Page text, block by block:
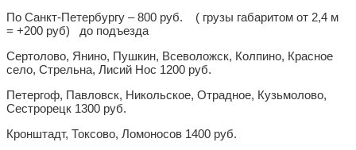
По Санкт-Петербургу – 800 руб. ( грузы габаритом от 2,4 м
= +200 руб) до подъезда
Сертолово, Янино, Пушкин, Всеволожск, Колпино, Красное
село, Стрельна, Лисий Нос 1200 руб.
Петергоф, Павловск, Никольское, Отрадное, Кузьмолово,
Сестрорецк 1300 руб.
Кронштадт, Токсово, Ломоносов 1400 руб.